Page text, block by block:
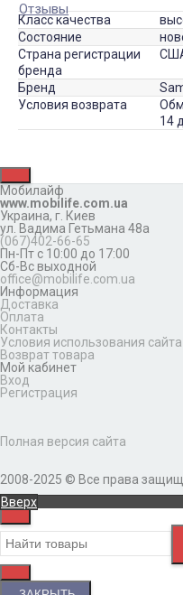
Отзывы
Класс качества
Состояние
Страна регистрации
бренда
Бренд
Условия возврата
14
Мобилайф
www.mobilife.com.ua
Украина, г. Киев
ул. Вадима Гетьмана 48а
(067)402-66-65
Пн-Пт с 10:00 до 17:00
Сб-Вс выходной
office@mobilife.com.ua
Информация
Доставка
Оплата
Контакты
Условия использования сайта
Возврат товара
Мой кабинет
Вход
Регистрация
Полная версия сайта
2008-2025 © Все права
Вверх